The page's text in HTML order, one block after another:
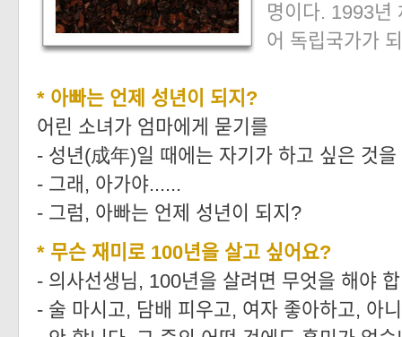
명이다. 1993년
어 독립국가가
* 아빠는 언제 성년이 되지?
어린 소녀가 엄마에게 묻기를
- 성년(成年)일 때에는 자기가 하고 싶은 것
- 그래, 아가야......
- 그럼, 아빠는 언제 성년이 되지?
* 무슨 재미로 100년을 살고 싶어요?
- 의사선생님, 100년을 살려면 무엇을 해야
- 술 마시고, 담배 피우고, 여자 좋아하고, 아